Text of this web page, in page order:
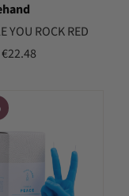
YOU ROCK RED
Oorspronkelijke
was:
€44.95.
€22.48Huidige